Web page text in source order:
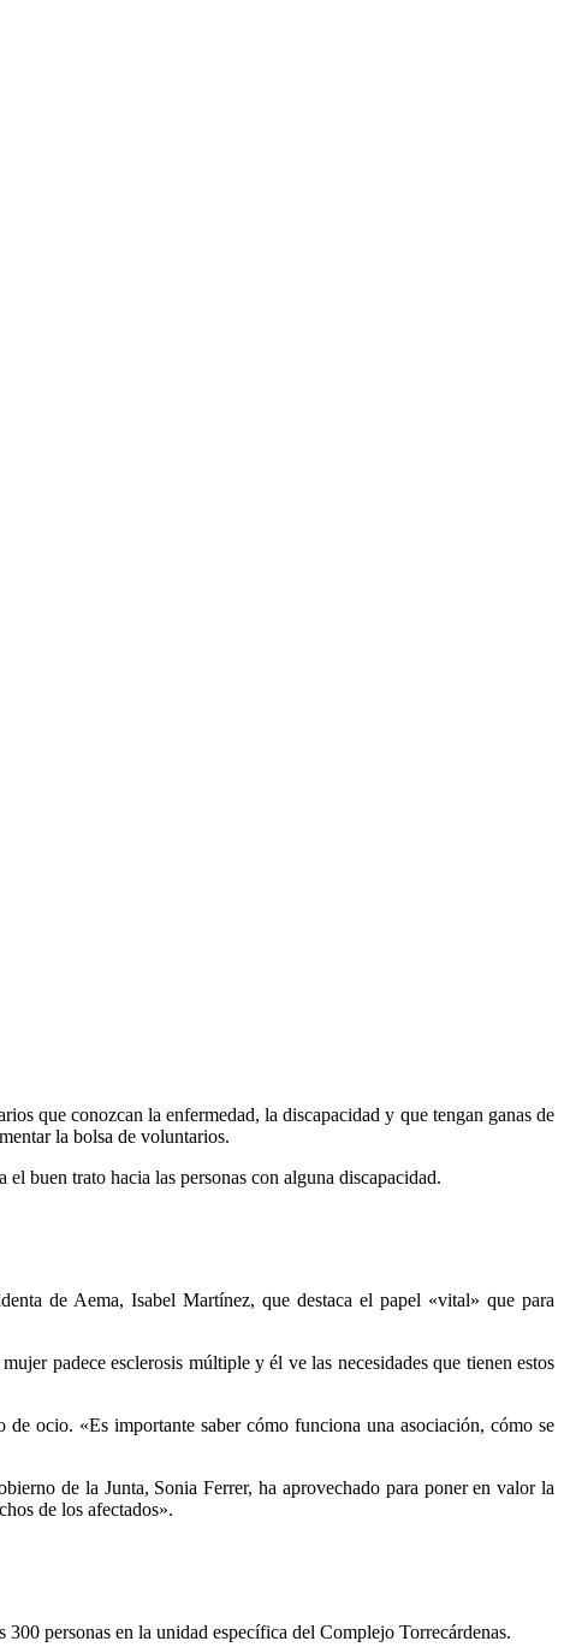
que conozcan la enfermedad, la discapacidad y que tengan ganas de
la bolsa de voluntarios.
buen trato hacia las personas con alguna discapacidad.
de Aema, Isabel Martínez, que destaca el papel «vital» que para
padece esclerosis múltiple y él ve las necesidades que tienen estos
ocio. «Es importante saber cómo funciona una asociación, cómo se
de la Junta, Sonia Ferrer, ha aprovechado para poner en valor la
de los afectados».
personas en la unidad específica del Complejo Torrecárdenas.